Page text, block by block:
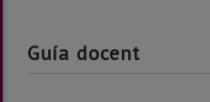
Guía docent